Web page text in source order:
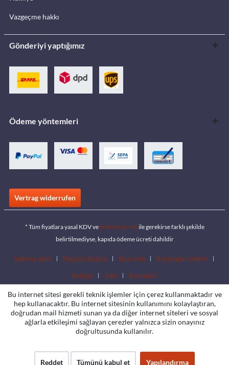
Vazgeçme hakkı
Gönderiyi yaptığımız
Ödeme yöntemleri
Vertrag widerrufen
* Tüm fiyatlara yasal KDV veteslimat ücreti ile gerekirse farklı şekilde
belirtilmediyse, kapıda ödeme ücreti dahildir
İndirme alanı Mağaza Bulucu Bayi olun Katalogları indirin
İletişim Jobs Konumlar
Bu internet sitesi gerekli teknik işlemler için çerez kullanmaktadır ve
hep kullanacaktır. Bu internet sitesinin kullanımını kolaylaştıran,
doğrudan mail hizmeti sunan ya da diğer internet siteleri ve sosyal
ağlarla etkileşimi sağlayan çerezler yalnızca sizin onayınız
doğrultusunda kullanılır.
Reddet Tümünü kabul et Yapılandırma